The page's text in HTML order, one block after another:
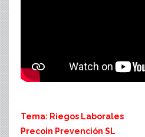
Tema: Riegos Laborales
Precoin Prevención SL